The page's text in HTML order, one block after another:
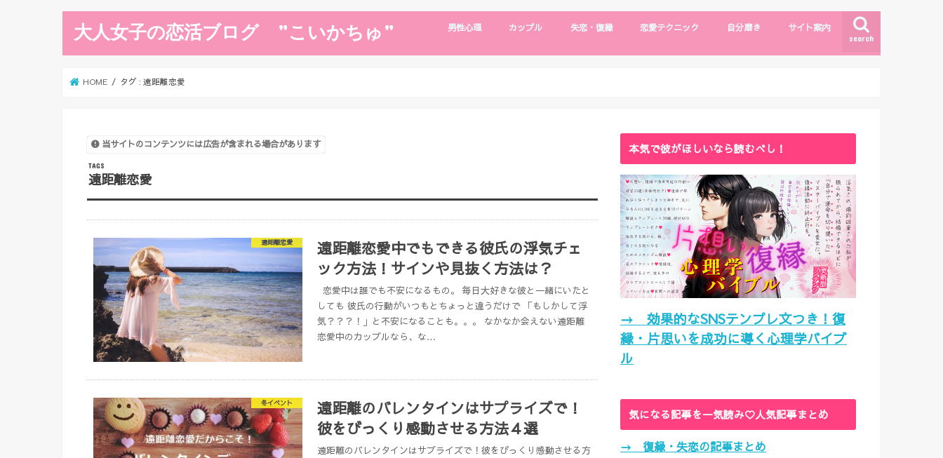
大人女子の恋活ブログ ”こいかちゅ” search
男性心理
片思い
男性心理
浮気・別れたい
カップル
デート・旅行
遠距離恋愛
年下彼氏
失恋・復縁
復縁・失恋
復縁の裏技
恋愛テクニック
モテしぐさ
恋愛テクニック
自分磨き
ファッション・メイク
自分磨き
出会い
漫画・エンタメ
サイト案内
サイトマップ
ライター紹介
お問い合わせ
HOME タグ : 遠距離恋愛
当サイトのコンテンツには広告が含まれる場合があります
遠距離恋愛
遠距離恋愛
遠距離恋愛中でもできる彼氏の浮気チェ
ック方法！サインや見抜く方法は？
恋愛中は誰でも不安になるもの。 毎日大好きな彼と一緒にいたと
しても 彼氏の行動がいつもとちょっと違うだけで 「もしかして浮
気？？？！」と不安になることも。。。 なかなか会えない遠距離
恋愛中のカップルなら、な…
冬イベント
遠距離のバレンタインはサプライズで！
彼をびっくり感動させる方法４選
遠距離のバレンタインはサプライズで！彼をびっくり感動させる方
本気で彼がほしいなら読むべし！
→ 効果的なSNSテンプレ文つき！復
縁・片思いを成功に導く心理学バイブ
ル
気になる記事を一気読み♡人気記事まとめ
→ 復縁・失恋の記事まとめ